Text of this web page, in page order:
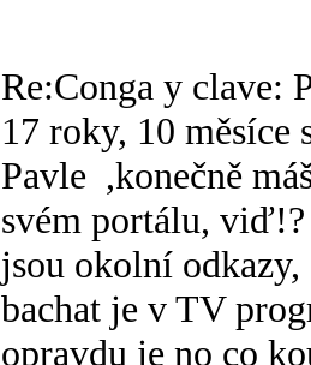
Re:Conga y clave:
17 roky, 10 měsíce
Pavle ,konečně
svém portálu,
jsou okolní
bachat je v TV
opravdu je no co